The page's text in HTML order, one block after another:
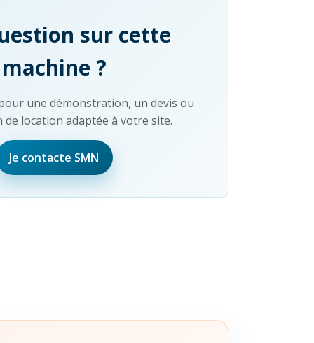
sur cette
machine ?
une démonstration, un devis ou
location adaptée à votre site.
Je contacte SMN